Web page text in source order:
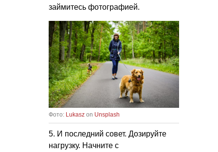
займитесь фотографией.
Фото: Lukasz on Unsplash
5. И последний совет. Дозируйте
нагрузку. Начните с